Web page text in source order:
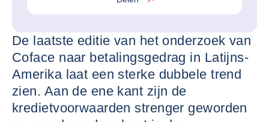
De laatste editie van het onderzoek van
Coface naar betalingsgedrag in Latijns-
Amerika laat een sterke dubbele trend
zien. Aan de ene kant zijn de
kredietvoorwaarden strenger geworden